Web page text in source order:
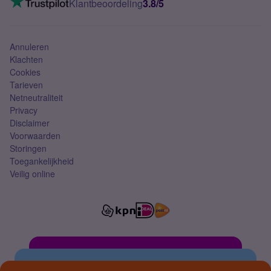
Mobiel abonnement
Klantbeoordeling3.8/5
Annuleren
Klachten
Cookies
Tarieven
Netneutraliteit
Privacy
Disclaimer
Voorwaarden
Storingen
Toegankelijkheid
Veilig online